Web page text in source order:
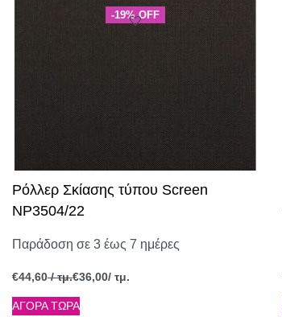
-19% OFF
Ρόλλερ Σκίασης τύπου Screen
NP3504/22
Παράδοση σε 3 έως 7 ημέρες
€44,60/ τμ.€36,00/ τμ.
ΑΓΟΡΑ ΤΩΡΑ